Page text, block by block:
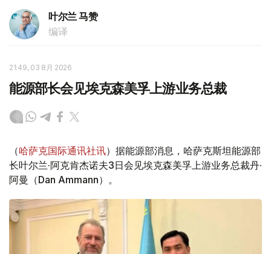
叶尔兰 马赞
编译
21:49, 03 8月 2026
能源部长会见埃克森美孚上游业务总裁
（哈萨克国际通讯社讯）据能源部消息，哈萨克斯坦能源部
长叶尔兰·阿克肯杰诺夫3日会见埃克森美孚上游业务总裁丹·
阿曼（Dan Ammann）。